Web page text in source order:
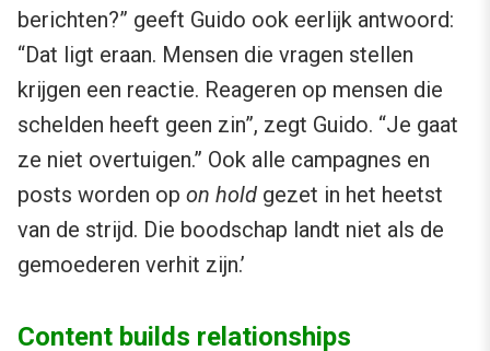
berichten?” geeft Guido ook eerlijk antwoord:
“Dat ligt eraan. Mensen die vragen stellen
krijgen een reactie. Reageren op mensen die
schelden heeft geen zin”, zegt Guido. “Je gaat
ze niet overtuigen.” Ook alle campagnes en
posts worden op on hold gezet in het heetst
van de strijd. Die boodschap landt niet als de
gemoederen verhit zijn.’
Content builds relationships